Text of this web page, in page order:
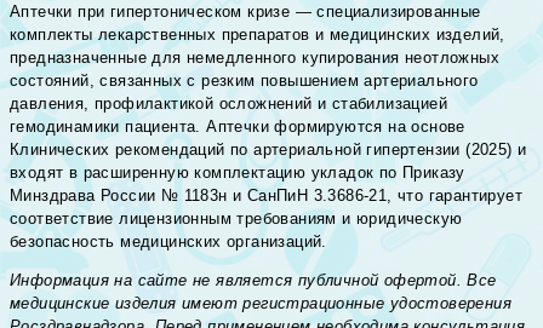
Аптечки при гипертоническом кризе — специализированные
комплекты лекарственных препаратов и медицинских изделий,
предназначенные для немедленного купирования неотложных
состояний, связанных с резким повышением артериального
давления, профилактикой осложнений и стабилизацией
гемодинамики пациента. Аптечки формируются на основе
Клинических рекомендаций по артериальной гипертензии (2025) и
входят в расширенную комплектацию укладок по Приказу
Минздрава России № 1183н и СанПиН 3.3686-21, что гарантирует
соответствие лицензионным требованиям и юридическую
безопасность медицинских организаций.
Информация на сайте не является публичной офертой. Все
медицинские изделия имеют регистрационные удостоверения